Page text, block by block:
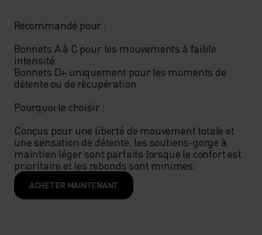
Recommandé pour :
Bonnets A à C pour les mouvements à faible
intensité
Bonnets D+ uniquement pour les moments de
détente ou de récupération
Pourquoi le choisir :
Conçus pour une liberté de mouvement totale et
une sensation de détente, les soutiens-gorge à
maintien léger sont parfaits lorsque le confort est
prioritaire et les rebonds sont minimes.
ACHETER MAINTENANT